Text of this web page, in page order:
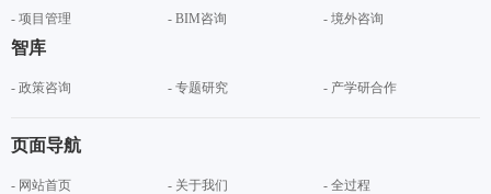
- 项目管理 - BIM咨询 - 境外咨询
智库
- 政策咨询 - 专题研究 - 产学研合作
页面导航
- 网站首页 - 关于我们 - 全过程